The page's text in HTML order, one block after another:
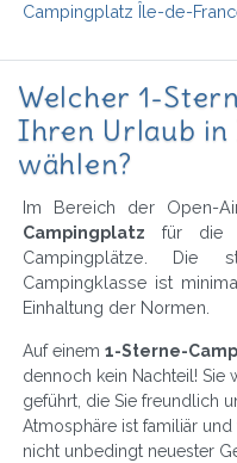
Campingplatz Île-de-
Welcher 1-
Ihren Urlaub
wählen?
Im Bereich der Open-
Campingplatz für die
Campingplätze. Die
Campingklasse ist
Einhaltung der Normen.
Auf einem 1-Sterne-
dennoch kein Nachteil! Sie
geführt, die Sie freundlich
Atmosphäre ist familiär
nicht unbedingt neuester